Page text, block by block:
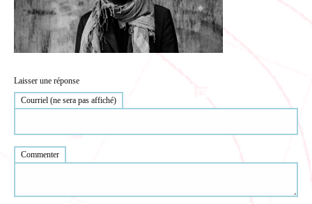
Laisser une réponse
Courriel (ne sera pas affiché)
Commenter